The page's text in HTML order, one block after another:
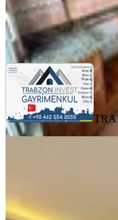
TRABZON İNVEST
Ara